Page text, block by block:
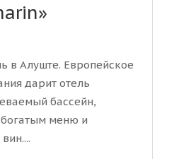
в Алуште. Европейское
дарит отель
бассейн,
меню и